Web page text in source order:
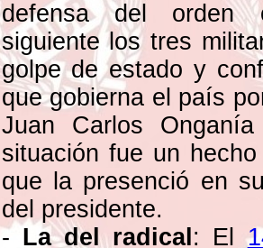
defensa del orden
siguiente los tres
golpe de estado y
que gobierna el país
Juan Carlos
situación fue un
que la presenció en
del presidente.
- La del radical : El